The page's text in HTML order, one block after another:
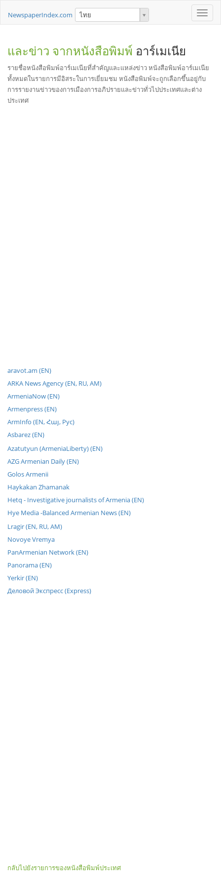
Toggle
NewspaperIndex.com ไทย
และข่าว จากหนังสือพิมพ์ อาร์เมเนีย
รายชื่อหนังสือพิมพ์อาร์เมเนียที่สำคัญและแหล่งข่าว หนังสือพิมพ์อาร์เมเนีย
ทั้งหมดในรายการมีอิสระในการเยี่ยมชม หนังสือพิมพ์จะถูกเลือกขึ้นอยู่กับ
การรายงานข่าวของการเมืองการอภิปรายและข่าวทั่วไปประเทศและต่าง
ประเทศ
aravot.am (EN)
ARKA News Agency (EN, RU, AM)
ArmeniaNow (EN)
Armenpress (EN)
ArmInfo (EN, Հայ, Рус)
Asbarez (EN)
Azatutyun (ArmeniaLiberty) (EN)
AZG Armenian Daily (EN)
Golos Armenii
Haykakan Zhamanak
Hetq - Investigative journalists of Armenia (EN)
Hye Media -Balanced Armenian News (EN)
Lragir (EN, RU, AM)
Novoye Vremya
PanArmenian Network (EN)
Panorama (EN)
Yerkir (EN)
Деловой Экспресс (Express)
กลับไปยังรายการของหนังสือพิมพ์ประเทศ